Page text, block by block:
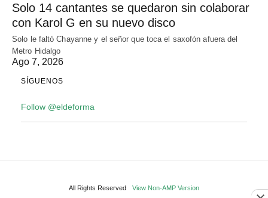
Solo 14 cantantes se quedaron sin colaborar
con Karol G en su nuevo disco
Solo le faltó Chayanne y el señor que toca el saxofón afuera del
Metro Hidalgo
Ago 7, 2026
SÍGUENOS
Follow @eldeforma
All Rights Reserved View Non-AMP Version